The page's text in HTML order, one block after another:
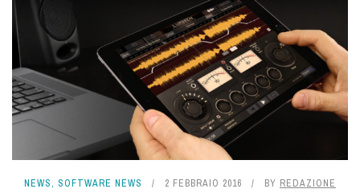
NEWS, SOFTWARE NEWS 2 FEBBRAIO 2016 BY REDAZIONE